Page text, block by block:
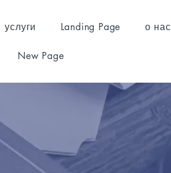
услуги Landing Page о нас
New Page